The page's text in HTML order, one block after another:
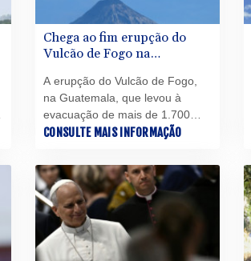
Chega ao fim erupção do
Vulcão de Fogo na
em massa
A erupção do Vulcão de Fogo,
na Guatemala, que levou à
evacuação de mais de 1.700
pessoas de comunidades
chegou ao fim nesta quarta-feira
(5), informaram especialistas e
autoridades.
CONSULTE MAIS INFORMAÇÃO